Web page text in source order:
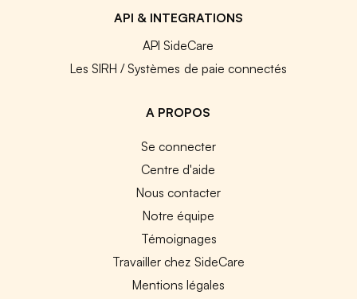
API & INTEGRATIONS
API SideCare
Les SIRH / Systèmes de paie connectés
A PROPOS
Se connecter
Centre d'aide
Nous contacter
Notre équipe
Témoignages
Travailler chez SideCare
Mentions légales